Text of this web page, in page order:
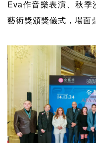
Eva作音樂表演、秋季
藝術獎頒獎儀式，場面